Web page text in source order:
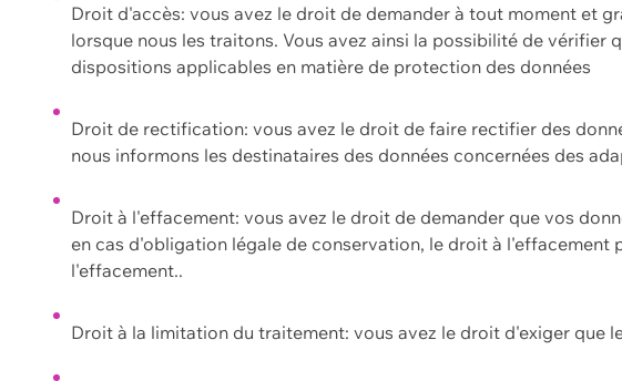
Droit d'accès: vous avez le droit de demander à tout moment et
lorsque nous les traitons. Vous avez ainsi la possibilité de
dispositions applicables en matière de protection des données
Droit de rectification: vous avez le droit de faire rectifier des
nous informons les destinataires des données concernées des
Droit à l'effacement: vous avez le droit de demander que vos
en cas d'obligation légale de conservation, le droit à l'effacement
l'effacement..
Droit à la limitation du traitement: vous avez le droit d'exiger que